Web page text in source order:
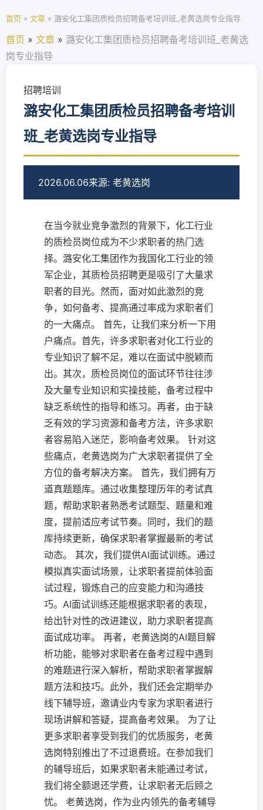
首页 » 文章 » 潞安化工集团质检员招聘备考培训班_老黄选岗专业指导
首页 » 文章 » 潞安化工集团质检员招聘备考培训班_老黄选
岗专业指导
招聘培训
潞安化工集团质检员招聘备考培训
班_老黄选岗专业指导
2026.06.06来源: 老黄选岗
在当今就业竞争激烈的背景下，化工行业
的质检员岗位成为不少求职者的热门选
择。潞安化工集团作为我国化工行业的领
军企业，其质检员招聘更是吸引了大量求
职者的目光。然而，面对如此激烈的竞
争，如何备考、提高通过率成为求职者们
的一大痛点。 首先，让我们来分析一下用
户痛点。首先，许多求职者对化工行业的
专业知识了解不足，难以在面试中脱颖而
出。其次，质检员岗位的面试环节往往涉
及大量专业知识和实操技能，备考过程中
缺乏系统性的指导和练习。再者，由于缺
乏有效的学习资源和备考方法，许多求职
者容易陷入迷茫，影响备考效果。 针对这
些痛点，老黄选岗为广大求职者提供了全
方位的备考解决方案。 首先，我们拥有万
道真题题库。通过收集整理历年的考试真
题，帮助求职者熟悉考试题型、题量和难
度，提前适应考试节奏。同时，我们的题
库持续更新，确保求职者掌握最新的考试
动态。 其次，我们提供AI面试训练。通过
模拟真实面试场景，让求职者提前体验面
试过程，锻炼自己的应变能力和沟通技
巧。AI面试训练还能根据求职者的表现，
给出针对性的改进建议，助力求职者提高
面试成功率。 再者，老黄选岗的AI题目解
析功能，能够对求职者在备考过程中遇到
的难题进行深入解析，帮助求职者掌握解
题方法和技巧。此外，我们还会定期举办
线下辅导班，邀请业内专家为求职者进行
现场讲解和答疑，提高备考效果。 为了让
更多求职者享受到我们的优质服务，老黄
选岗特别推出了不过退费班。在参加我们
的辅导班后，如果求职者未能通过考试，
我们将全额退还学费，让求职者无后顾之
忧。 老黄选岗，作为业内领先的备考辅导